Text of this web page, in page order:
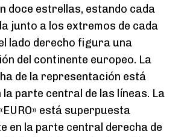
doce estrellas, estando cada
junto a los extremos de cada
el lado derecho figura una
del continente europeo. La
de la representación está
parte central de las líneas. La
está superpuesta
en la parte central derecha de